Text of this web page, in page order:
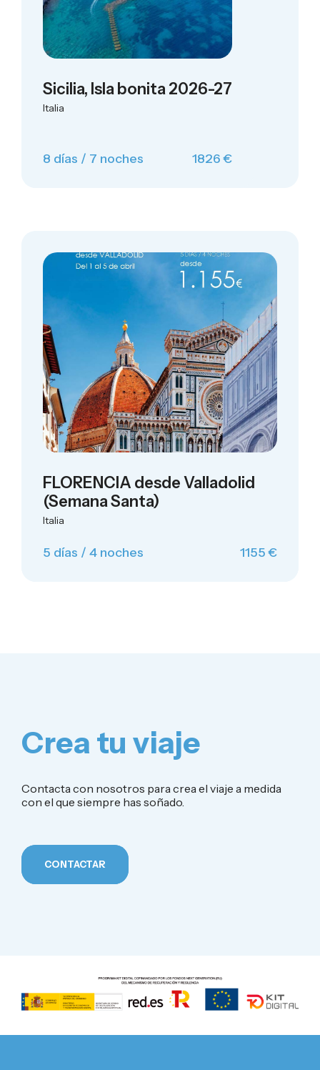
Sicilia, Isla bonita 2026-27
Italia
8 días / 7 noches 1826 €
FLORENCIA desde Valladolid
(Semana Santa)
Italia
5 días / 4 noches 1155 €
Crea tu viaje
Contacta con nosotros para crea el viaje a medida
con el que siempre has soñado.
CONTACTAR